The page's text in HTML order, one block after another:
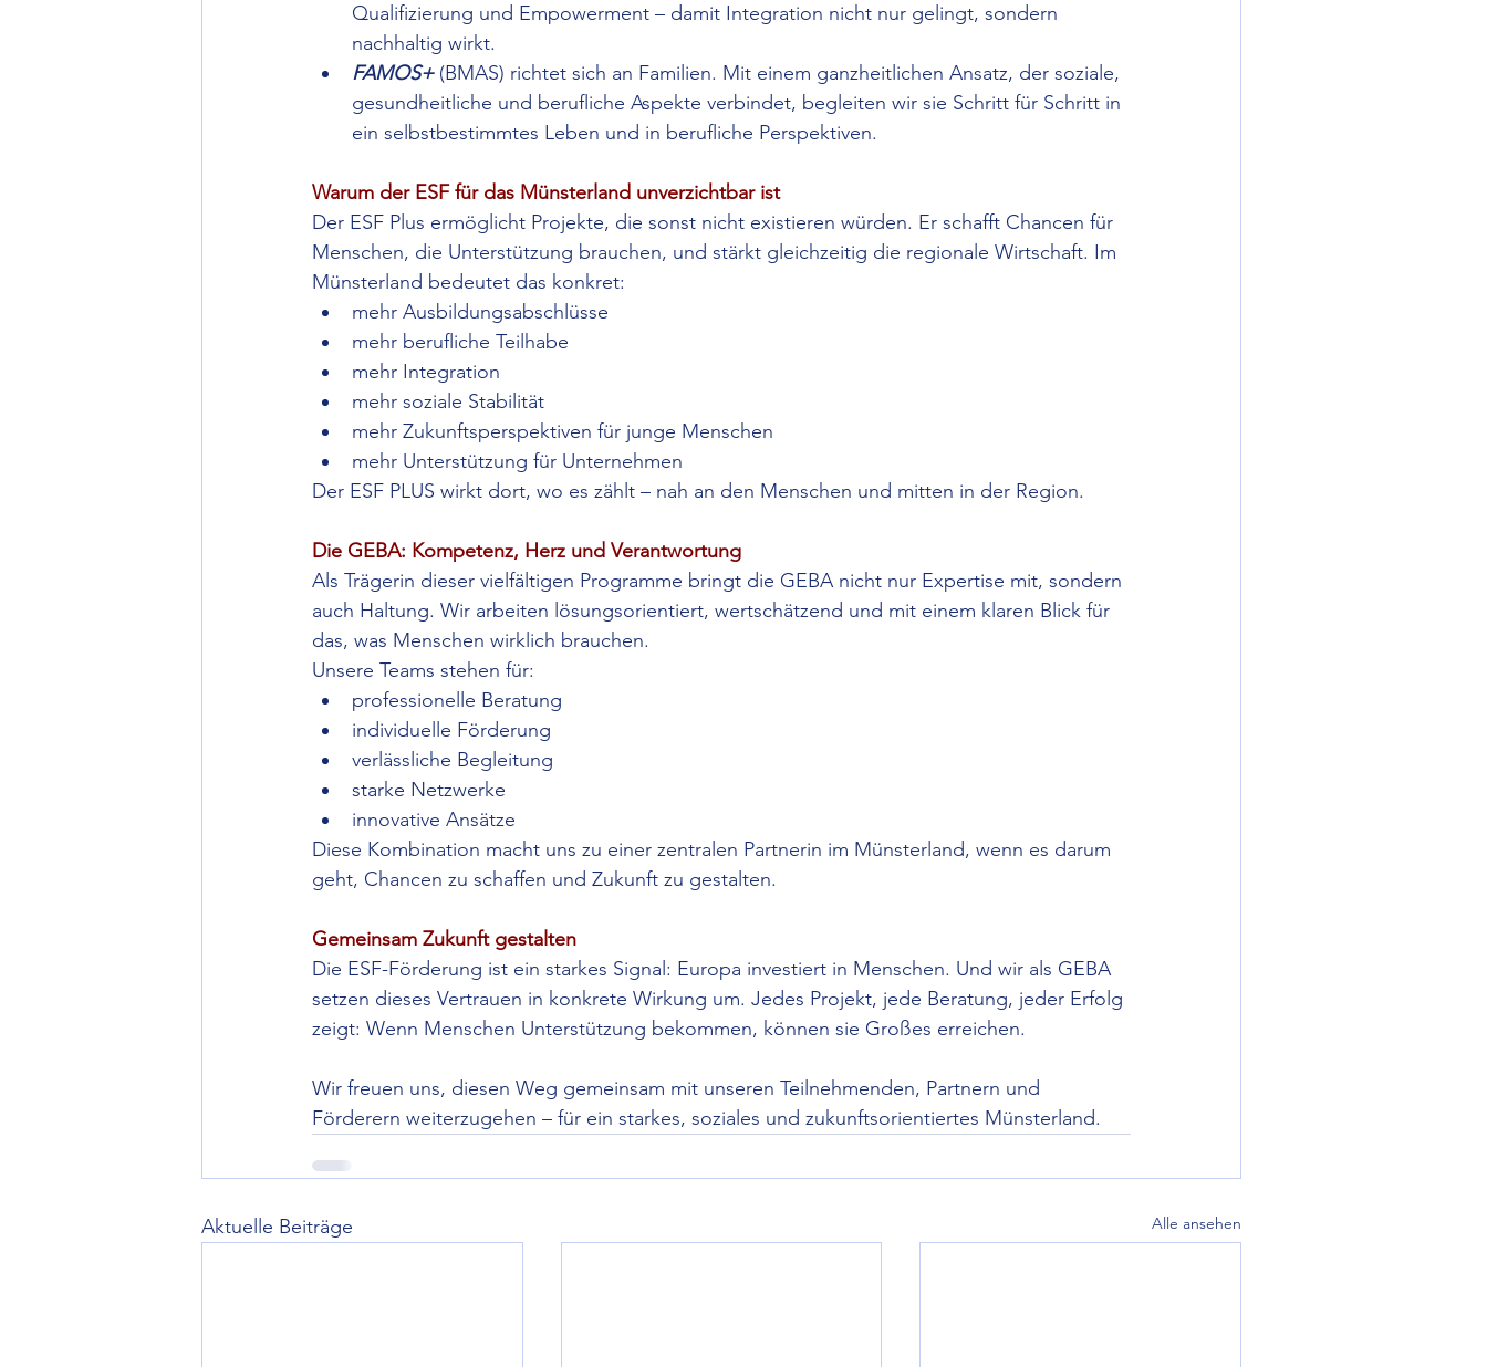
Qualifizierung und Empowerment – damit Integration nicht nur gelingt, sondern
nachhaltig wirkt.
FAMOS+ (BMAS) richtet sich an Familien. Mit einem ganzheitlichen Ansatz, der soziale,
gesundheitliche und berufliche Aspekte verbindet, begleiten wir sie Schritt für Schritt in
ein selbstbestimmtes Leben und in berufliche Perspektiven.
Warum der ESF für das Münsterland unverzichtbar ist
Der ESF Plus ermöglicht Projekte, die sonst nicht existieren würden. Er schafft Chancen für
Menschen, die Unterstützung brauchen, und stärkt gleichzeitig die regionale Wirtschaft. Im
Münsterland bedeutet das konkret:
mehr Ausbildungsabschlüsse
mehr berufliche Teilhabe
mehr Integration
mehr soziale Stabilität
mehr Zukunftsperspektiven für junge Menschen
mehr Unterstützung für Unternehmen
Der ESF PLUS wirkt dort, wo es zählt – nah an den Menschen und mitten in der Region.
Die GEBA: Kompetenz, Herz und Verantwortung
Als Trägerin dieser vielfältigen Programme bringt die GEBA nicht nur Expertise mit, sondern
auch Haltung. Wir arbeiten lösungsorientiert, wertschätzend und mit einem klaren Blick für
das, was Menschen wirklich brauchen.
Unsere Teams stehen für:
professionelle Beratung
individuelle Förderung
verlässliche Begleitung
starke Netzwerke
innovative Ansätze
Diese Kombination macht uns zu einer zentralen Partnerin im Münsterland, wenn es darum
geht, Chancen zu schaffen und Zukunft zu gestalten.
Gemeinsam Zukunft gestalten
Die ESF-Förderung ist ein starkes Signal: Europa investiert in Menschen. Und wir als GEBA
setzen dieses Vertrauen in konkrete Wirkung um. Jedes Projekt, jede Beratung, jeder Erfolg
zeigt: Wenn Menschen Unterstützung bekommen, können sie Großes erreichen.
Wir freuen uns, diesen Weg gemeinsam mit unseren Teilnehmenden, Partnern und
Förderern weiterzugehen – für ein starkes, soziales und zukunftsorientiertes Münsterland.
Aktuelle Beiträge Alle ansehen